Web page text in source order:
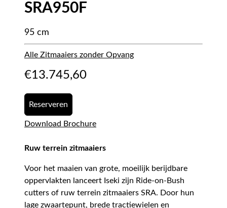
SRA950F
95 cm
Alle Zitmaaiers zonder Opvang
€13.745,60
Reserveren
Download Brochure
Ruw terrein zitmaaiers
Voor het maaien van grote, moeilijk berijdbare
oppervlakten lanceert Iseki zijn Ride-on-Bush
cutters of ruw terrein zitmaaiers SRA. Door hun
lage zwaartepunt, brede tractiewielen en